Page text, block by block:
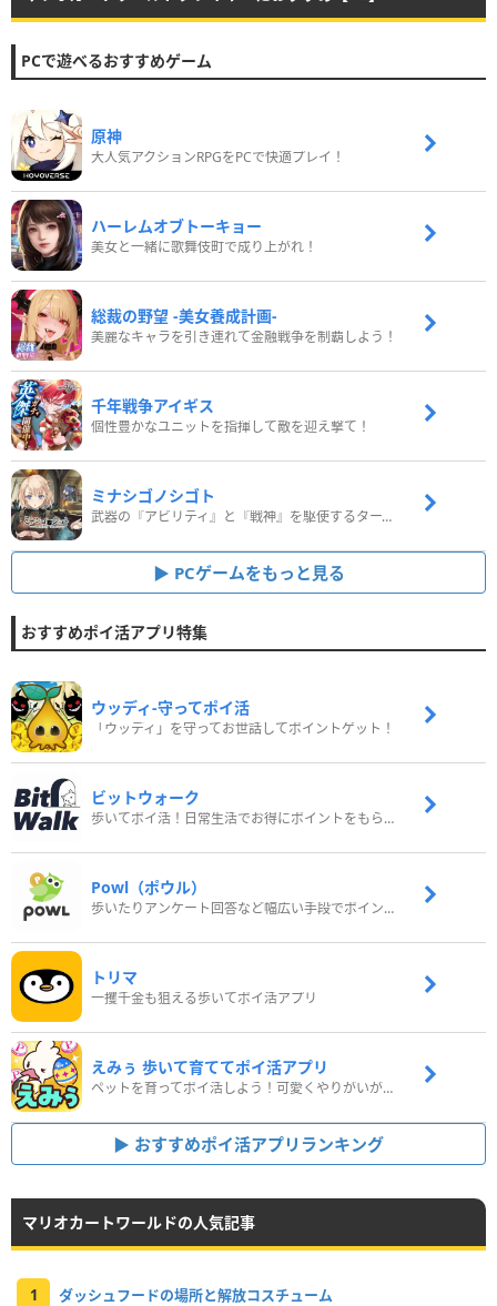
PCで遊べるおすすめゲーム
原神
大人気アクションRPGをPCで快適プレイ！
ハーレムオブトーキョー
美女と一緒に歌舞伎町で成り上がれ！
総裁の野望 -美女養成計画-
美麗なキャラを引き連れて金融戦争を制覇しよう！
千年戦争アイギス
個性豊かなユニットを指揮して敵を迎え撃て！
ミナシゴノシゴト
武器の『アビリティ』と『戦神』を駆使するターン制コマンドバトルRPG！
PCゲームをもっと見る
おすすめポイ活アプリ特集
ウッディ‐守ってポイ活
「ウッディ」を守ってお世話してポイントゲット！
ビットウォーク
歩いてポイ活！日常生活でお得にポイントをもらおう
Powl（ポウル）
歩いたりアンケート回答など幅広い手段でポイントをゲット
トリマ
一攫千金も狙える歩いてポイ活アプリ
えみぅ 歩いて育ててポイ活アプリ
ペットを育ってポイ活しよう！可愛くやりがいがある新感覚アプリ
おすすめポイ活アプリランキング
マリオカートワールドの人気記事
1 ダッシュフードの場所と解放コスチューム